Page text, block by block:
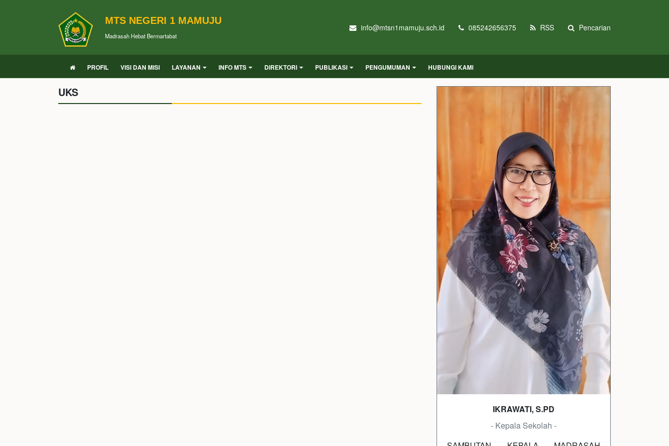
MTS NEGERI 1 MAMUJU
Madrasah Hebat Bermartabat
info@mtsn1mamuju.sch.id 085242656375 RSS Pencarian
PROFIL VISI DAN MISI LAYANAN INFO MTS DIREKTORI PUBLIKASI PENGUMUMAN HUBUNGI KAMI
UKS
IKRAWATI, S.PD
- Kepala Sekolah -